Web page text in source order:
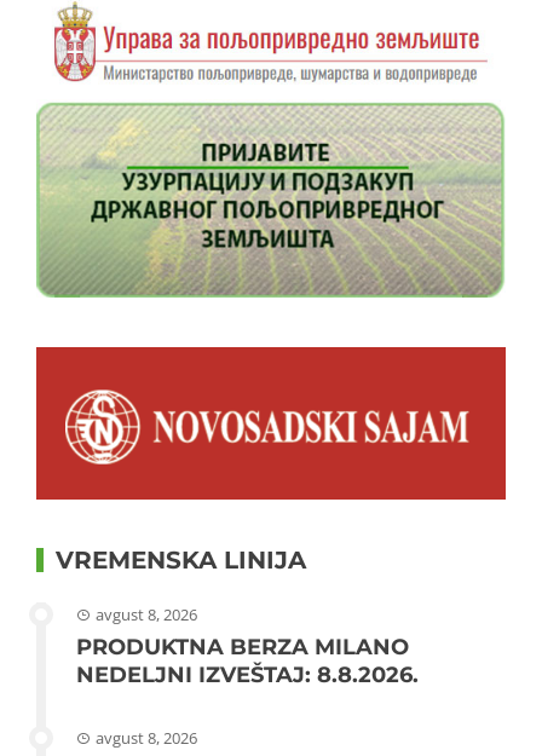
VREMENSKA LINIJA
avgust 8, 2026
PRODUKTNA BERZA MILANO
NEDELJNI IZVEŠTAJ: 8.8.2026.
avgust 8, 2026